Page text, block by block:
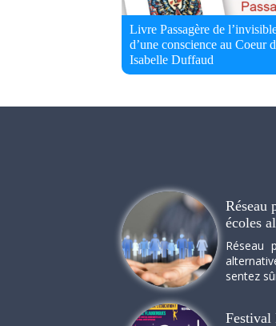
Livre Passagère de
d’une conscience au Coeur
Isabelle Duffaud
Réseau
écoles
Réseau
sentez
Festival